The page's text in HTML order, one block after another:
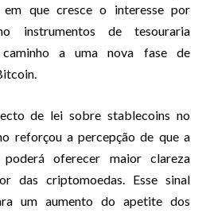
que cresce o interesse por
instrumentos de tesouraria
caminho a uma nova fase de
de lei sobre stablecoins no
reforçou a percepção de que a
poderá oferecer maior clareza
das criptomoedas. Esse sinal
um aumento do apetite dos